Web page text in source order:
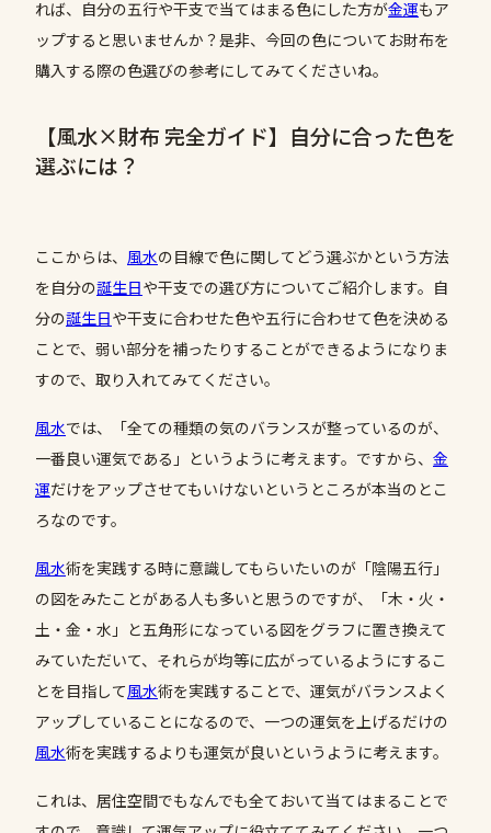
れば、自分の五行や干支で当てはまる色にした方が金運もア
ップすると思いませんか？是非、今回の色についてお財布を
購入する際の色選びの参考にしてみてくださいね。
【風水×財布 完全ガイド】自分に合った色を
選ぶには？
ここからは、 風水の目線で色に関してどう選ぶかという方法
を自分の誕生日や干支での選び方についてご紹介します。自
分の誕生日や干支に合わせた色や五行に合わせて色を決める
ことで、弱い部分を補ったりすることができるようになりま
すので、取り入れてみてください。
風水では、「全ての種類の気のバランスが整っているのが、
一番良い運気である」というように考えます。ですから、 金
運だけをアップさせてもいけないというところが本当のとこ
ろなのです。
風水術を実践する時に意識してもらいたいのが「陰陽五行」
の図をみたことがある人も多いと思うのですが、「木・火・
土・金・水」と五角形になっている図をグラフに置き換えて
みていただいて、それらが均等に広がっているようにするこ
とを目指して風水術を実践することで、運気がバランスよく
アップしていることになるので、一つの運気を上げるだけの
風水術を実践するよりも運気が良いというように考えます。
これは、居住空間でもなんでも全ておいて当てはまることで